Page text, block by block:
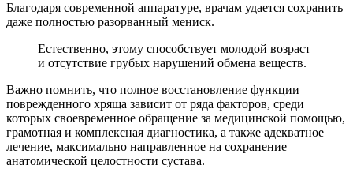
Благодаря современной аппаратуре, врачам удается сохранить
даже полностью разорванный мениск.
Естественно, этому способствует молодой возраст
и отсутствие грубых нарушений обмена веществ.
Важно помнить, что полное восстановление функции
поврежденного хряща зависит от ряда факторов, среди
которых своевременное обращение за медицинской помощью,
грамотная и комплексная диагностика, а также адекватное
лечение, максимально направленное на сохранение
анатомической целостности сустава.